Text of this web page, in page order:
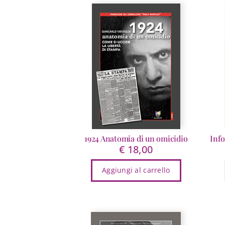
€ 15,00
più
varianti.
Le
opzioni
possono
essere
scelte
nella
pagina
del
prodotto
1924 Anatomia di un omicidio
€ 18,00
Aggiungi al carrello